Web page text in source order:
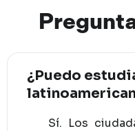
¿Puedo
Sí. Los